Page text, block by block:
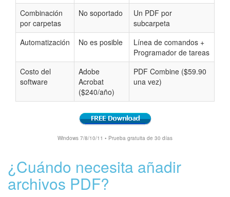
Combinación
por carpetas
No soportado
Un PDF por
subcarpeta
Automatización
No es posible
Línea de comandos +
Programador de tareas
Costo del
software
Adobe
Acrobat
($240/año)
PDF Combine ($59.90
una vez)
Windows 7/8/10/11 • Prueba gratuita de 30 días
¿Cuándo necesita añadir
archivos PDF?